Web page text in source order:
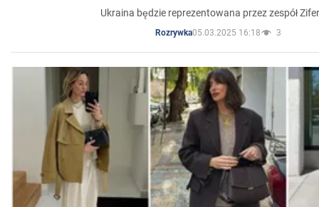
Ukraina będzie reprezentowana przez zespół
Rozrywka05.03.2025 16:18 3